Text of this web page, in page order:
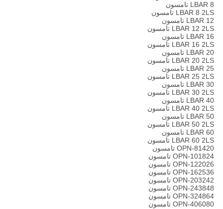
LBAR 8 تامسون
LBAR 8 2LS تامسون
LBAR 12 تامسون
LBAR 12 2LS تامسون
LBAR 16 تامسون
LBAR 16 2LS تامسون
LBAR 20 تامسون
LBAR 20 2LS تامسون
LBAR 25 تامسون
LBAR 25 2LS تامسون
LBAR 30 تامسون
LBAR 30 2LS تامسون
LBAR 40 تامسون
LBAR 40 2LS تامسون
LBAR 50 تامسون
LBAR 50 2LS تامسون
LBAR 60 تامسون
LBAR 60 2LS تامسون
OPN-81420 تامسون
OPN-101824 تامسون
OPN-122026 تامسون
OPN-162536 تامسون
OPN-203242 تامسون
OPN-243848 تامسون
OPN-324864 تامسون
OPN-406080 تامسون